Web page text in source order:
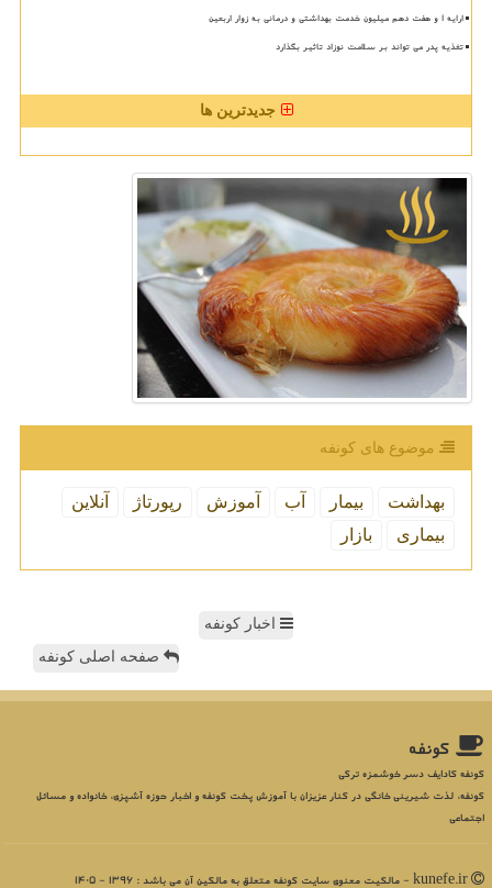
ارایه ۱ و هفت دهم میلیون خدمت بهداشتی و درمانی به زوار اربعین
تغذیه پدر می تواند بر سلامت نوزاد تاثیر بگذارد
جدیدترین ها
موضوع های كونفه
بهداشت بیمار آب آموزش رپورتاژ
آنلاین
بیماری
بازار
اخبار کونفه
صفحه اصلی کونفه
كونفه
کونفه کادایف دسر خوشمزه ترکی
کونفه، لذت شیرینی خانگی در کنار عزیزان با آموزش پخت کونفه و اخبار حوزه آشپزی، خانواده و مسائل
اجتماعی